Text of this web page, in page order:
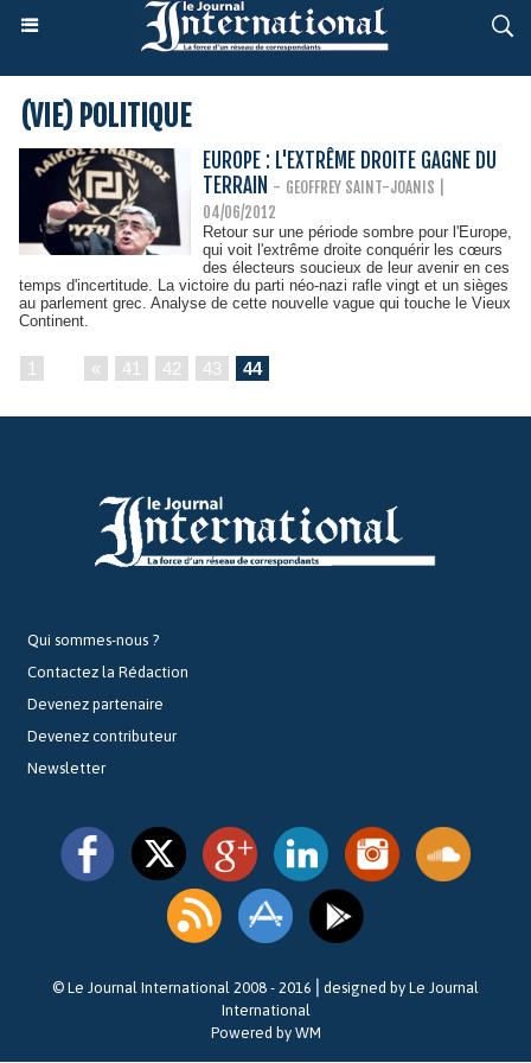
(VIE) POLITIQUE
EUROPE : L'EXTRÊME DROITE GAGNE DU
TERRAIN - GEOFFREY SAINT-JOANIS
04/06/2012
Retour sur une période sombre pour l'Europe,
qui voit l'extrême droite conquérir les cœurs
des électeurs soucieux de leur avenir en ces
temps d'incertitude. La victoire du parti néo-nazi rafle vingt et un sièges
au parlement grec. Analyse de cette nouvelle vague qui touche le Vieux
Continent.
1 « 41 42 43 44
Qui sommes-nous ?
Contactez la Rédaction
Devenez partenaire
Devenez contributeur
Newsletter
© Le Journal International 2008 - 2016⎪designed by Le Journal
International
Powered by WM